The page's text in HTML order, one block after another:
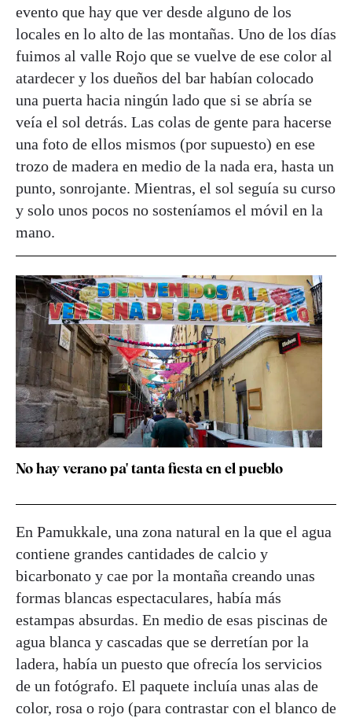
evento que hay que ver desde alguno de los
locales en lo alto de las montañas. Uno de los días
fuimos al valle Rojo que se vuelve de ese color al
atardecer y los dueños del bar habían colocado
una puerta hacia ningún lado que si se abría se
veía el sol detrás. Las colas de gente para hacerse
una foto de ellos mismos (por supuesto) en ese
trozo de madera en medio de la nada era, hasta un
punto, sonrojante. Mientras, el sol seguía su curso
y solo unos pocos no sosteníamos el móvil en la
mano.
No hay verano pa' tanta fiesta en el pueblo
En Pamukkale, una zona natural en la que el agua
contiene grandes cantidades de calcio y
bicarbonato y cae por la montaña creando unas
formas blancas espectaculares, había más
estampas absurdas. En medio de esas piscinas de
agua blanca y cascadas que se derretían por la
ladera, había un puesto que ofrecía los servicios
de un fotógrafo. El paquete incluía unas alas de
color, rosa o rojo (para contrastar con el blanco de